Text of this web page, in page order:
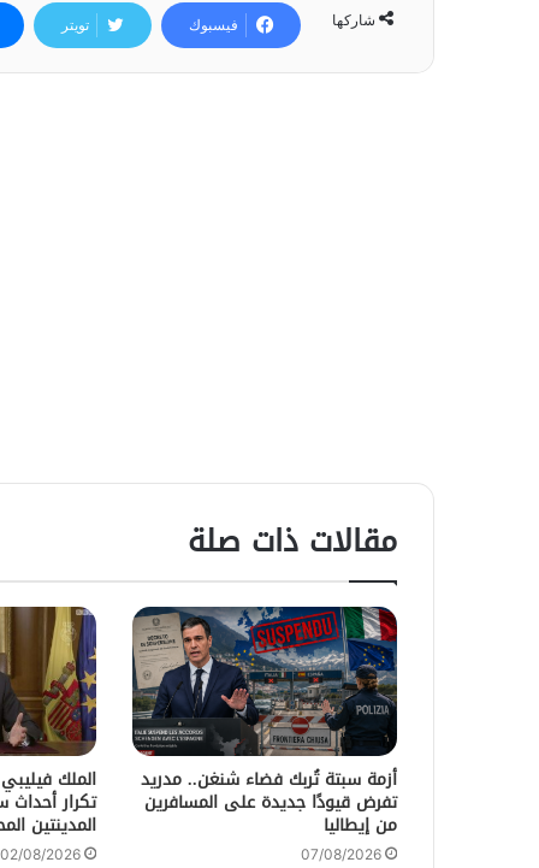
شاركها فيسبوك تويتر
مقالات ذات صلة
أزمة سبتة تُربك فضاء شنغن.. مدريد
تفرض قيودًا جديدة على المسافرين
من إيطاليا
07/08/2026
الملك
تكرار
المدينتين
02/08/2026